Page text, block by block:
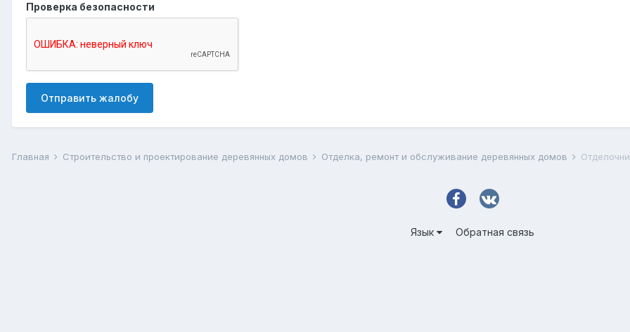
Проверка безопасности
Отправить жалобу
Главная Строительство и проектирование деревянных домов Отделка, ремонт и обслуживание деревянных домов
Язык Обратная связь